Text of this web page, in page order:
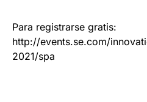
Para registrarse gratis:
http://events.se.com/
2021/spa